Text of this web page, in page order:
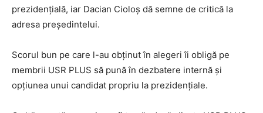
prezidențială, iar Dacian Cioloș dă semne de critică la
adresa președintelui.
Scorul bun pe care l-au obținut în alegeri îi obligă pe
membrii USR PLUS să pună în dezbatere internă și
opțiunea unui candidat propriu la prezidențiale.